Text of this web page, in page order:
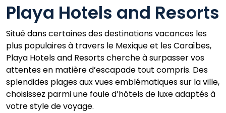
Playa Hotels and Resorts
Situé dans certaines des destinations vacances les
plus populaires à travers le Mexique et les Caraïbes,
Playa Hotels and Resorts cherche à surpasser vos
attentes en matière d’escapade tout compris. Des
splendides plages aux vues emblématiques sur la ville,
choisissez parmi une foule d’hôtels de luxe adaptés à
votre style de voyage.